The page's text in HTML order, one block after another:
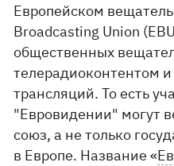
Европейском
Broadcasting Union
общественных
телерадиоконтентом
трансляций. То есть
"Евровидении" могут
союз, а не только
в Европе. Название «